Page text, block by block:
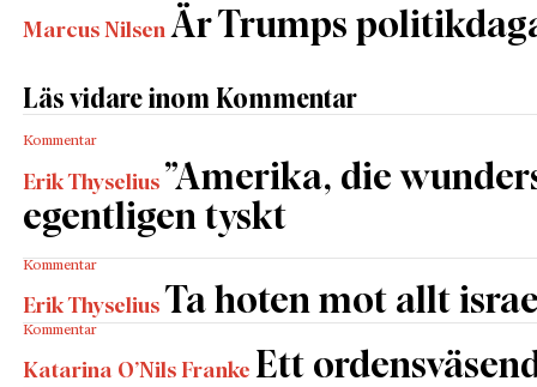
Marcus Nilsen Är Trumps
Läs vidare inom Kommentar
Kommentar
Erik Thyselius ”Amerika, die
egentligen tyskt
Kommentar
Erik Thyselius Ta hoten mot allt
Kommentar
Katarina O’Nils Franke Ett